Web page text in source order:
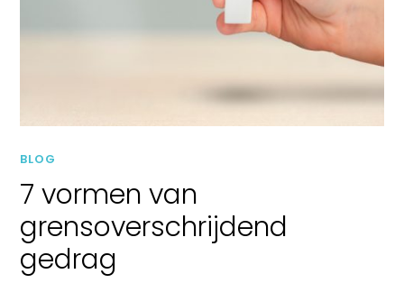
BLOG
7 vormen van
grensoverschrijdend
gedrag